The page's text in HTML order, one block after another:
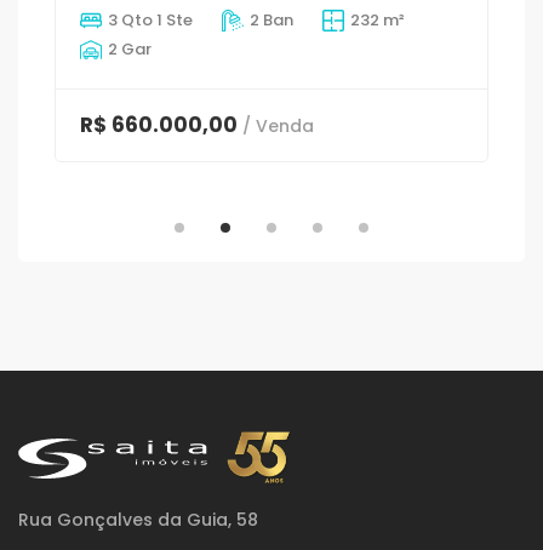
3 Qto 1 Ste 2 Ban
232 m²
2 Gar
R$ 660.000,00 / Venda
Rua Gonçalves da Guia, 58